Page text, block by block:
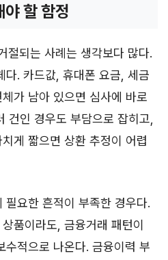
야 할 함정
절되는 사례는 생각보다 많다.
다. 카드값, 휴대폰 요금, 세금
가 남아 있으면 심사에 바로
건인 경우도 부담으로 잡히고,
게 짧으면 상환 추정이 어렵
요한 흔적이 부족한 경우다.
품이라도, 금융거래 패턴이
수적으로 나온다. 금융이력 부